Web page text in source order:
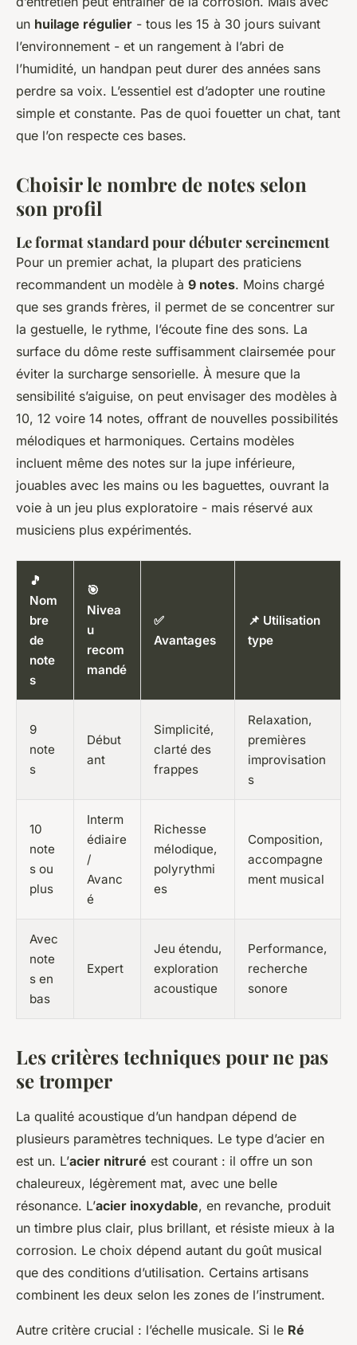
un huilage régulier - tous les 15 à 30 jours suivant
l’environnement - et un rangement à l’abri de
l’humidité, un handpan peut durer des années sans
perdre sa voix. L’essentiel est d’adopter une routine
simple et constante. Pas de quoi fouetter un chat, tant
que l’on respecte ces bases.
Choisir le nombre de notes selon
son profil
Le format standard pour débuter sereinement
Pour un premier achat, la plupart des praticiens
recommandent un modèle à 9 notes. Moins chargé
que ses grands frères, il permet de se concentrer sur
la gestuelle, le rythme, l’écoute fine des sons. La
surface du dôme reste suffisamment clairsemée pour
éviter la surcharge sensorielle. À mesure que la
sensibilité s’aiguise, on peut envisager des modèles à
10, 12 voire 14 notes, offrant de nouvelles possibilités
mélodiques et harmoniques. Certains modèles
incluent même des notes sur la jupe inférieure,
jouables avec les mains ou les baguettes, ouvrant la
voie à un jeu plus exploratoire - mais réservé aux
musiciens plus expérimentés.
🎵
Nom
bre
de
note
s
🎯
Nivea
u
recom
mandé
✅
Avantages
📌 Utilisation
type
9
note
s
Début
ant
Simplicité,
clarté des
frappes
Relaxation,
premières
improvisation
s
10
note
s ou
plus
Interm
édiaire
/
Avanc
é
Richesse
mélodique,
polyrythmi
es
Composition,
accompagne
ment musical
Avec
note
s en
bas
Expert
Jeu étendu,
exploration
acoustique
Performance,
recherche
sonore
Les critères techniques pour ne pas
se tromper
La qualité acoustique d’un handpan dépend de
plusieurs paramètres techniques. Le type d’acier en
est un. L’acier nitruré est courant : il offre un son
chaleureux, légèrement mat, avec une belle
résonance. L’acier inoxydable, en revanche, produit
un timbre plus clair, plus brillant, et résiste mieux à la
corrosion. Le choix dépend autant du goût musical
que des conditions d’utilisation. Certains artisans
combinent les deux selon les zones de l’instrument.
Autre critère crucial : l’échelle musicale. Si le Ré